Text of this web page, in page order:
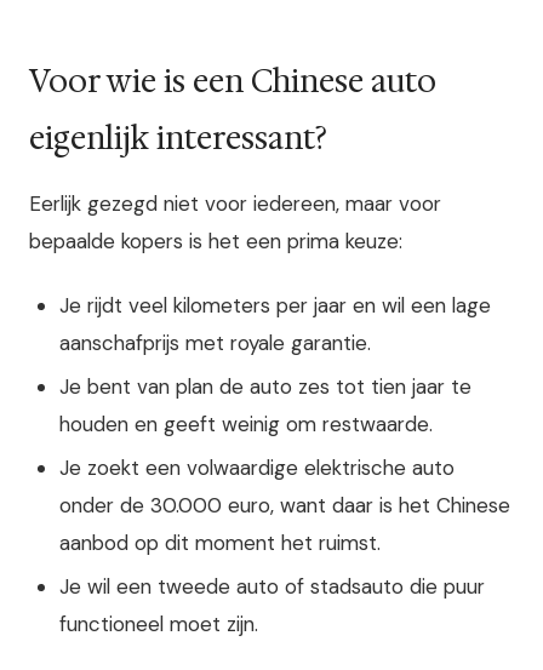
Voor wie is een Chinese auto
eigenlijk interessant?
Eerlijk gezegd niet voor iedereen, maar voor
bepaalde kopers is het een prima keuze:
Je rijdt veel kilometers per jaar en wil een lage
aanschafprijs met royale garantie.
Je bent van plan de auto zes tot tien jaar te
houden en geeft weinig om restwaarde.
Je zoekt een volwaardige elektrische auto
onder de 30.000 euro, want daar is het Chinese
aanbod op dit moment het ruimst.
Je wil een tweede auto of stadsauto die puur
functioneel moet zijn.